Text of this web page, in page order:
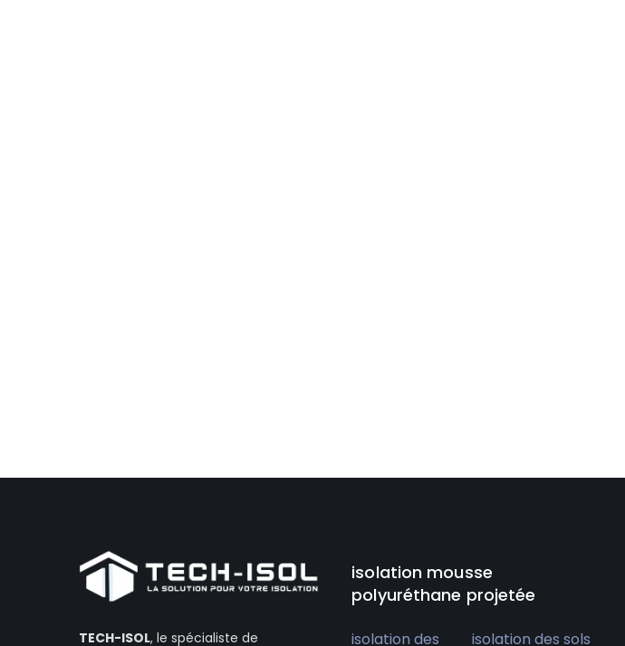
TECH-ISOL, le spécialiste de
isolation mousse
polyuréthane projetée
isolation des isolation des sols